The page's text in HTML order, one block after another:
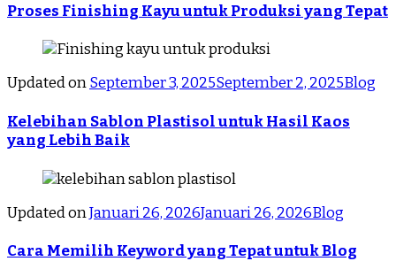
Proses Finishing Kayu untuk Produksi yang Tepat
Updated onSeptember 3, 2025September 2, 2025Blog
Kelebihan Sablon Plastisol untuk Hasil Kaos
yang Lebih Baik
Updated onJanuari 26, 2026Januari 26, 2026Blog
Cara Memilih Keyword yang Tepat untuk Blog